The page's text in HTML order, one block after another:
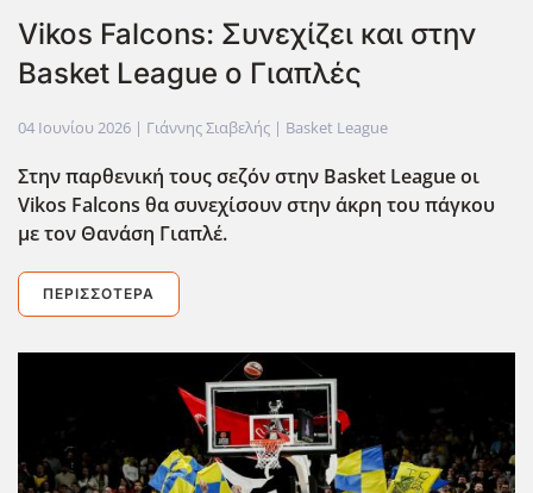
Vikos Falcons: Συνεχίζει και στην
Basket League o Γιαπλές
04 Ιουνίου 2026 | Γιάννης Σιαβελής | Basket League
Στην παρθενική τους σεζόν στην Basket League οι
Vikos Falcons θα συνεχίσουν στην άκρη του πάγκου
με τον Θανάση Γιαπλέ.
ΠΕΡΙΣΣΌΤΕΡΑ